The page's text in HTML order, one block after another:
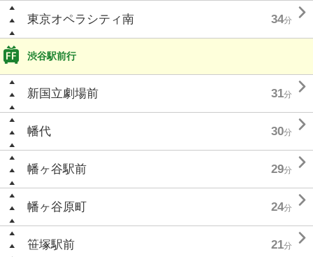
東京オペラシティ南 34分 
渋谷駅前行
新国立劇場前 31分 
幡代 30分 
幡ヶ谷駅前 29分 
幡ヶ谷原町 24分 
笹塚駅前 21分 